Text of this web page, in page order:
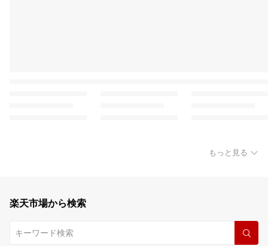
もっと見る
楽天市場から検索